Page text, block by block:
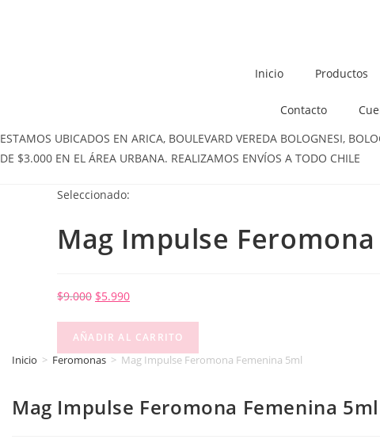
Inicio Productos
Contacto
ESTAMOS UBICADOS EN ARICA, BOULEVARD VEREDA BOLOGNESI,
DE $3.000 EN EL ÁREA URBANA. REALIZAMOS ENVÍOS A TODO CHILE
Seleccionado:
Mag Impulse
$9.000 $5.990
AÑADIR AL CARRITO
Inicio > Feromonas > Mag Impulse Feromona Femenina 5ml
Mag Impulse Feromona Femenina 5ml